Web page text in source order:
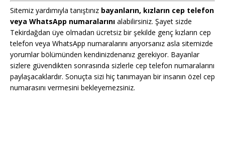
Sitemiz yardımıyla tanıştınız bayanların, kızların cep telefon
veya WhatsApp numaralarını alabilirsiniz. Şayet sizde
Tekirdağdan üye olmadan ücretsiz bir şekilde genç kızların cep
telefon veya WhatsApp numaralarını arıyorsanız asla sitemizde
yorumlar bölümünden kendinizdenanız gerekiyor. Bayanlar
sizlere güvendikten sonrasında sizlerle cep telefon numaralarını
paylaşacaklardır. Sonuçta sizi hiç tanımayan bir insanın özel cep
numarasını vermesini bekleyemezsiniz.